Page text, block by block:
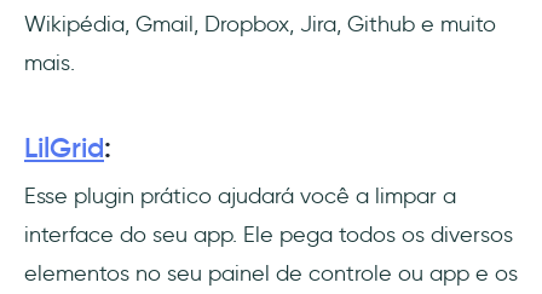
Wikipédia, Gmail, Dropbox, Jira, Github e muito
mais.
LilGrid:
Esse plugin prático ajudará você a limpar a
interface do seu app. Ele pega todos os diversos
elementos no seu painel de controle ou app e os